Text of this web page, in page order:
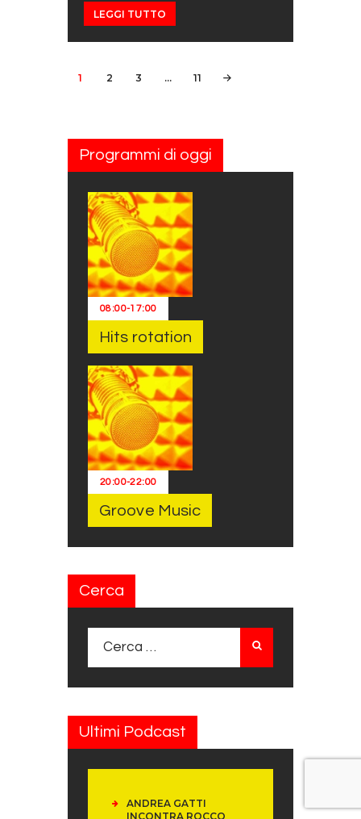
LEGGI TUTTO
Navigazione articoli
PAGE
1 PAGE
2 PAGE
3 … PAGE
11
Programmi di oggi
08:00-17:00
Hits rotation
20:00-22:00
Groove Music
Cerca
Ultimi Podcast
ANDREA GATTI
INCONTRA ROCCO